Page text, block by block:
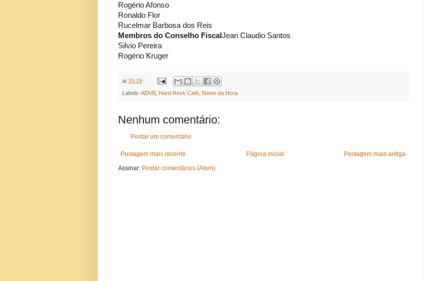
Rogério Afonso
Ronaldo Flor
Rucelmar Barbosa dos Reis
Membros do Conselho FiscalJean Claudio Santos
Silvio Pereira
Rogério Kruger
at 15:19
Labels: ADVB Hard Rock Café News da Hora
Nenhum comentário:
Postar um comentário
Postagem mais recente Postagem mais antiga
Página inicial
Assinar: Postar comentários (Atom)